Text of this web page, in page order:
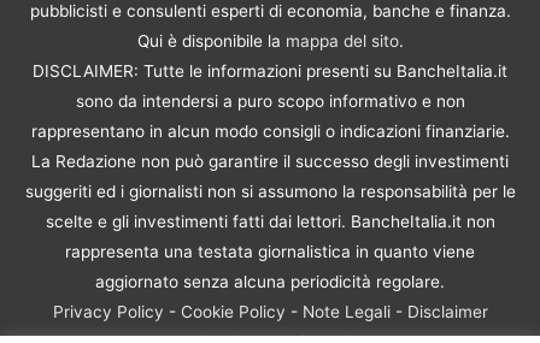
pubblicisti e consulenti esperti di economia, banche e finanza.
Qui è disponibile la mappa del sito.
DISCLAIMER: Tutte le informazioni presenti su BancheItalia.it
sono da intendersi a puro scopo informativo e non
rappresentano in alcun modo consigli o indicazioni finanziarie.
La Redazione non può garantire il successo degli investimenti
suggeriti ed i giornalisti non si assumono la responsabilità per le
scelte e gli investimenti fatti dai lettori. BancheItalia.it non
rappresenta una testata giornalistica in quanto viene
aggiornato senza alcuna periodicità regolare.
Privacy Policy - Cookie Policy - Note Legali- Disclaimer